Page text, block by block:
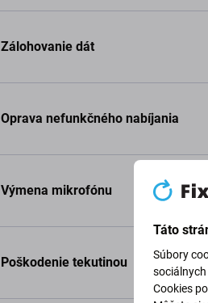
Zálohovanie dát
Oprava nefunkčného nabíjania
Výmena mikrofónu
Poškodenie tekutinou
Táto
Súbory
Cookies